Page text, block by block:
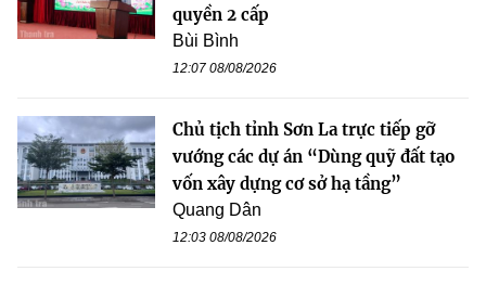
quyền 2 cấp
Bùi Bình
12:07 08/08/2026
Chủ tịch tỉnh Sơn La trực tiếp gỡ
vướng các dự án “Dùng quỹ đất tạo
vốn xây dựng cơ sở hạ tầng”
Quang Dân
12:03 08/08/2026